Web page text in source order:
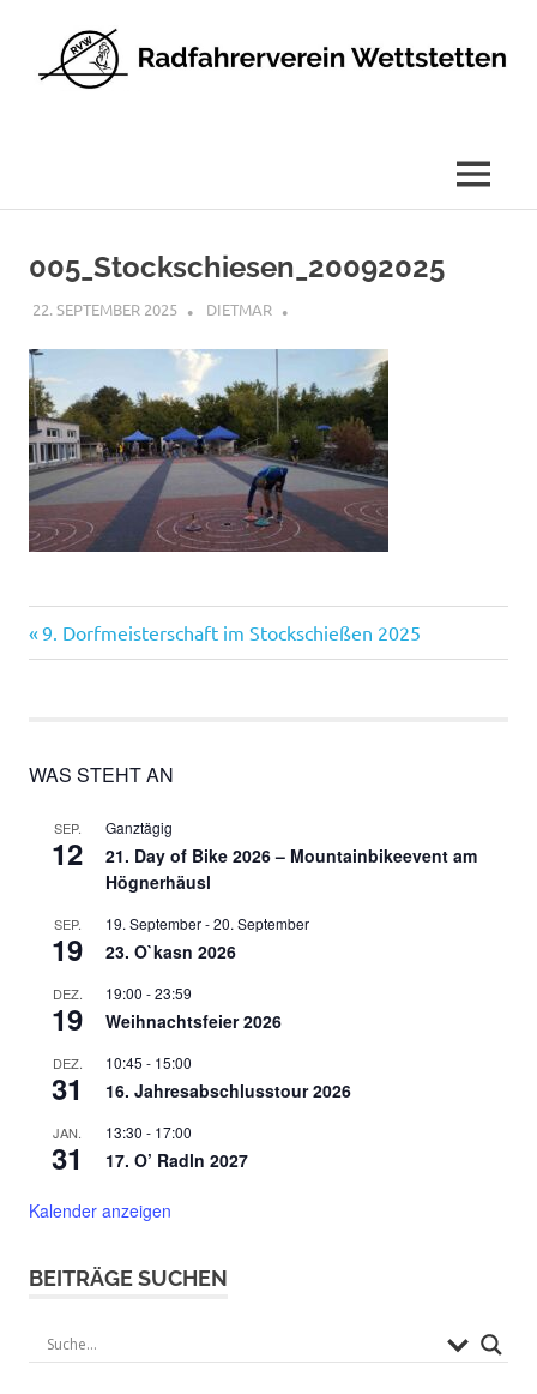
springen
MENÜ
005_Stockschiesen_20092025
22. SEPTEMBER 2025 DIETMAR
Beitragsnavigation
Vorheriger
Beitrag:
9. Dorfmeisterschaft im Stockschießen 2025
WAS STEHT AN
SEP.
12
Ganztägig
21. Day of Bike 2026 – Mountainbikeevent am
Högnerhäusl
SEP.
19
19. September-20. September
23. O`kasn 2026
DEZ.
19
19:00 -23:59
Weihnachtsfeier 2026
DEZ.
31
10:45 - 15:00
16. Jahresabschlusstour 2026
JAN.
31
13:30 - 17:00
17. O’ Radln 2027
Kalender anzeigen
BEITRÄGE SUCHEN